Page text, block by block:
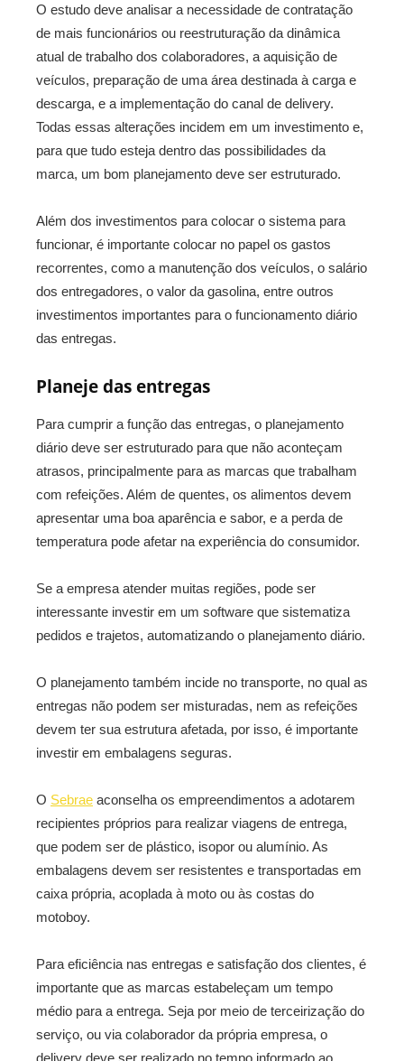
O estudo deve analisar a necessidade de contratação
de mais funcionários ou reestruturação da dinâmica
atual de trabalho dos colaboradores, a aquisição de
veículos, preparação de uma área destinada à carga e
descarga, e a implementação do canal de delivery.
Todas essas alterações incidem em um investimento e,
para que tudo esteja dentro das possibilidades da
marca, um bom planejamento deve ser estruturado.
Além dos investimentos para colocar o sistema para
funcionar, é importante colocar no papel os gastos
recorrentes, como a manutenção dos veículos, o salário
dos entregadores, o valor da gasolina, entre outros
investimentos importantes para o funcionamento diário
das entregas.
Planeje das entregas
Para cumprir a função das entregas, o planejamento
diário deve ser estruturado para que não aconteçam
atrasos, principalmente para as marcas que trabalham
com refeições. Além de quentes, os alimentos devem
apresentar uma boa aparência e sabor, e a perda de
temperatura pode afetar na experiência do consumidor.
Se a empresa atender muitas regiões, pode ser
interessante investir em um software que sistematiza
pedidos e trajetos, automatizando o planejamento diário.
O planejamento também incide no transporte, no qual as
entregas não podem ser misturadas, nem as refeições
devem ter sua estrutura afetada, por isso, é importante
investir em embalagens seguras.
O Sebrae aconselha os empreendimentos a adotarem
recipientes próprios para realizar viagens de entrega,
que podem ser de plástico, isopor ou alumínio. As
embalagens devem ser resistentes e transportadas em
caixa própria, acoplada à moto ou às costas do
motoboy.
Para eficiência nas entregas e satisfação dos clientes, é
importante que as marcas estabeleçam um tempo
médio para a entrega. Seja por meio de terceirização do
serviço, ou via colaborador da própria empresa, o
delivery deve ser realizado no tempo informado ao